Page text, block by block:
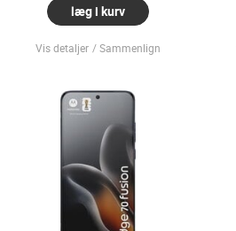
læg i kurv
Vis detaljer Sammenlign